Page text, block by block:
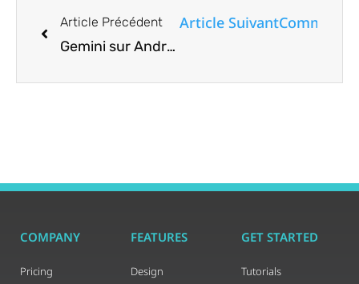
Article Précédent
Gemini sur Android peut désormais accéder à vos textes WhatsApp: ce que cela signifie et ce que vous pouvez faire
Article SuivantComment
COMPANY
Pricing
FEATURES
Design
GET STARTED
Tutorials